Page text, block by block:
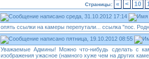
Страницы:
« < 10
среда, 31.10.2012 17:14
опять ссылки на камеры перепутали... ссылка "пос.
пятница, 19.10.2012 08:55
Уважаемые Админы! Можно что-нибудь сделать с
изображения ужасное (намного хуже чем на других